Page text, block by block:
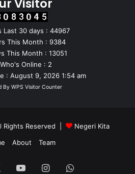
Visitor
Last 30 days : 44967
This Month : 9384
This Month : 13051
Who's Online : 2
: August 9, 2026 1:54 am
By WPS Visitor Counter
Rights Reserved |
Negeri Kita
About Team
YouTubeInstagramWhatsApp